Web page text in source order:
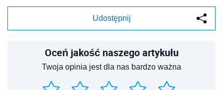
Udostępnij
Oceń jakość naszego artykułu
Twoja opinia jest dla nas bardzo ważna